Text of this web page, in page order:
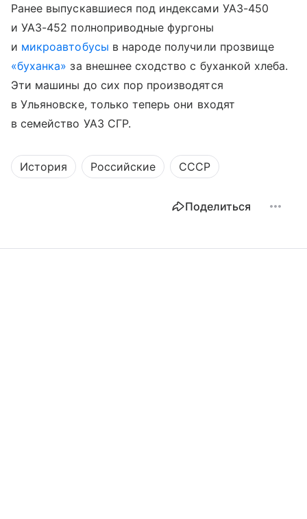
Ранее выпускавшиеся под индексами УАЗ-450
и УАЗ-452 полноприводные фургоны
и микроавтобусы в народе получили прозвище
«буханка» за внешнее сходство с буханкой хлеба.
Эти машины до сих пор производятся
в Ульяновске, только теперь они входят
в семейство УАЗ СГР.
История Российские СССР
Поделиться